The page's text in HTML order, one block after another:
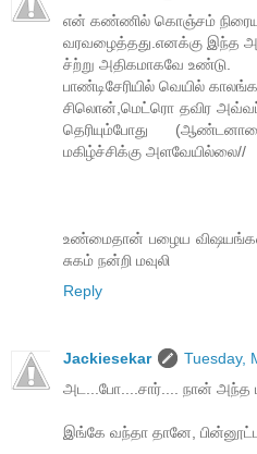
என் கண்ணில் கொஞ்சம்
வரவழைத்தது.எனக்கு இந்த
ச்ற்று அதிகமாகவே உண்டு.
பாண்டிசேரியில் வெயில்
சிலொன்,மெட்ரொ தவிர
தெரியும்போது
மகிழ்ச்சிக்கு அளவேயில்லை//
உண்மைதான் பழைய
சுகம் நன்றி மவுலி
Reply
Jackiesekar
Tuesday,
அட...போ....சார்.... நான் அந்த
இங்கே வந்தா தானே,